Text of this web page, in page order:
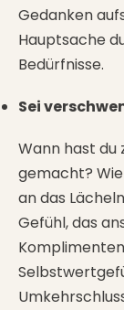
Gedanken
Hauptsache
Bedürfnisse.
Sei
Wann hast du
gemacht?
an das
Gefühl, das